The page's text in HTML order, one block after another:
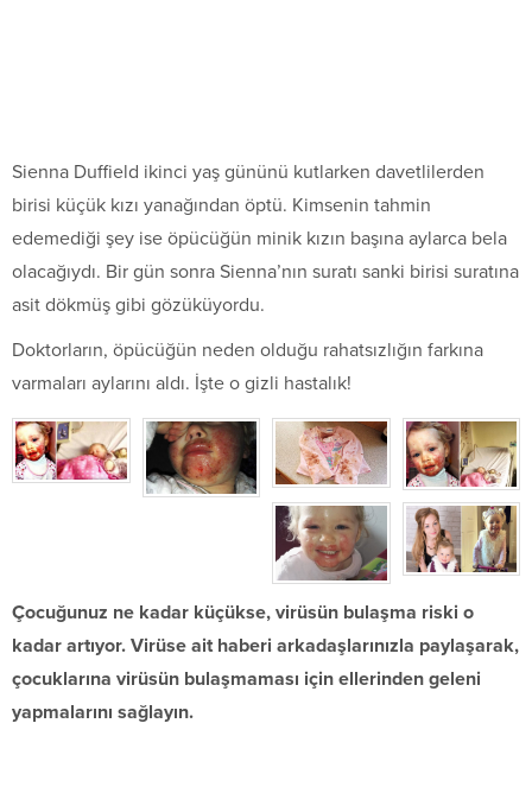
Sienna Duffield ikinci yaş gününü kutlarken davetlilerden
birisi küçük kızı yanağından öptü. Kimsenin tahmin
edemediği şey ise öpücüğün minik kızın başına aylarca bela
olacağıydı. Bir gün sonra Sienna’nın suratı sanki birisi suratına
asit dökmüş gibi gözüküyordu.
Doktorların, öpücüğün neden olduğu rahatsızlığın farkına
varmaları aylarını aldı. İşte o gizli hastalık!
Çocuğunuz ne kadar küçükse, virüsün bulaşma riski o
kadar artıyor. Virüse ait haberi arkadaşlarınızla paylaşarak,
çocuklarına virüsün bulaşmaması için ellerinden geleni
yapmalarını sağlayın.